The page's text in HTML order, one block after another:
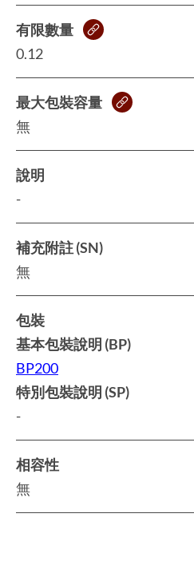
有限數量
0.12
最大包裝容量
無
說明
-
補充附註 (SN)
無
包裝
基本包裝說明 (BP)
BP200
特別包裝說明 (SP)
-
相容性
無